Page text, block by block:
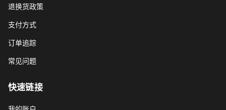
退换货政策
支付方式
订单追踪
常见问题
快速链接